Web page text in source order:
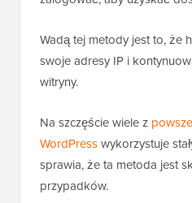
WordPress do określonych
mógł blokować adresy IP
Twojej strony internetowej.
Ta metoda jest szczególnie
członkowskich WordPress,
innych witryn, w których
zalogować, aby uzyskać